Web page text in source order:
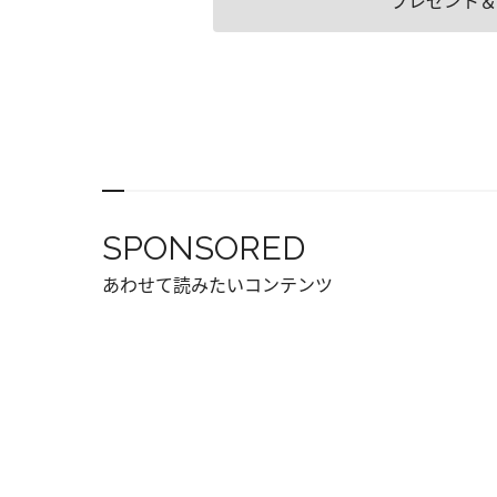
SPONSORED
あわせて読みたいコンテンツ